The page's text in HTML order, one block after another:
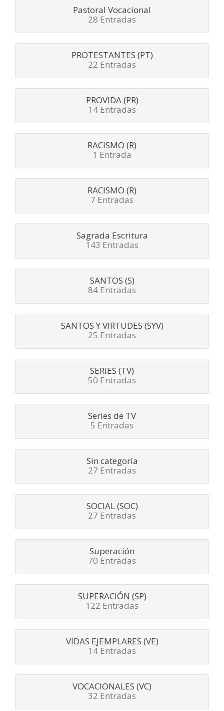
Pastoral Vocacional
28 Entradas
PROTESTANTES (PT)
22 Entradas
PROVIDA (PR)
14 Entradas
RACISMO (R)
1 Entrada
RACISMO (R)
7 Entradas
Sagrada Escritura
143 Entradas
SANTOS (S)
84 Entradas
SANTOS Y VIRTUDES (SYV)
25 Entradas
SERIES (TV)
50 Entradas
Series de TV
5 Entradas
Sin categoría
27 Entradas
SOCIAL (SOC)
27 Entradas
Superación
70 Entradas
SUPERACIÓN (SP)
122 Entradas
VIDAS EJEMPLARES (VE)
14 Entradas
VOCACIONALES (VC)
32 Entradas